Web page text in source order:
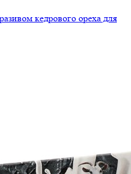
кедрового ореха для